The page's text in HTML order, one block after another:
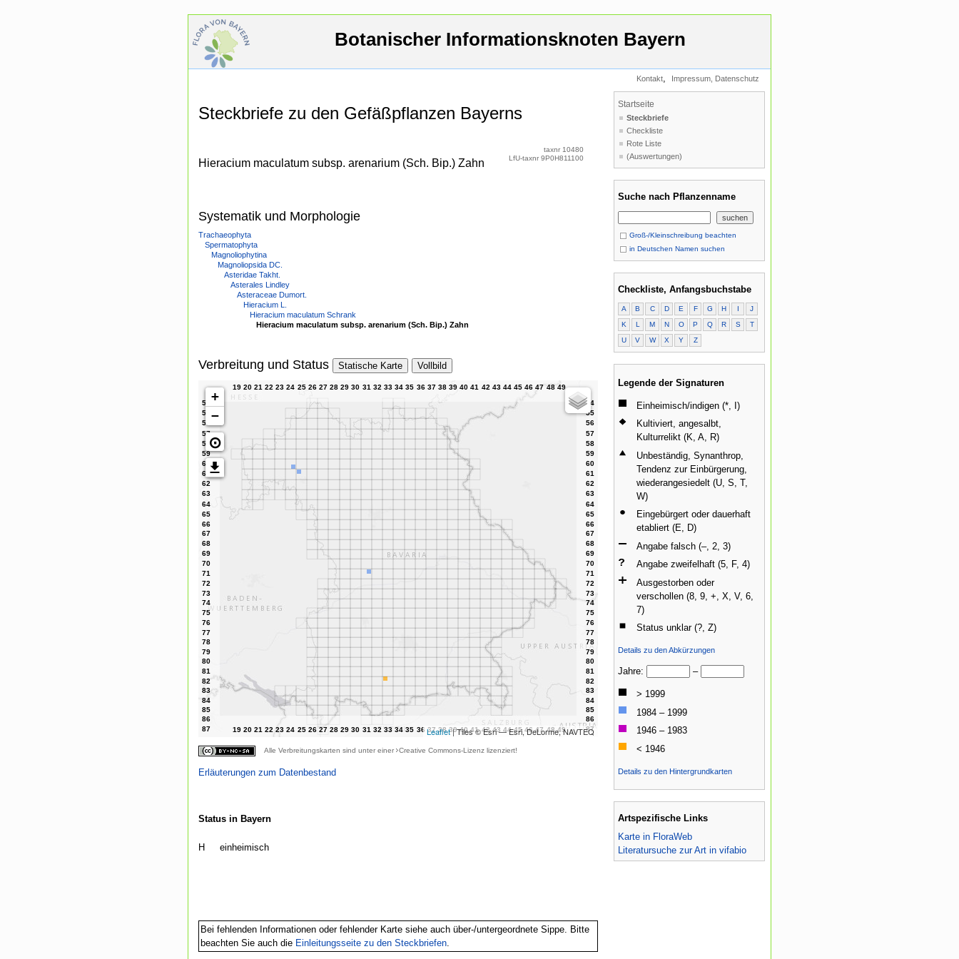
Botanischer Informationsknoten Bayern
Kontakt, Impressum, Datenschutz
Steckbriefe zu den Gefäßpflanzen Bayerns
Hieracium maculatum subsp. arenarium (Sch. Bip.) Zahn
taxnr 10480
LfU-taxnr 9P0H811100
Systematik und Morphologie
Trachaeophyta
Spermatophyta
Magnoliophytina
Magnoliopsida DC.
Asteridae Takht.
Asterales Lindley
Asteraceae Dumort.
Hieracium L.
Hieracium maculatum Schrank
Hieracium maculatum subsp. arenarium (Sch. Bip.) Zahn
Verbreitung und Status Statische Karte Vollbild
+
−
⊙
Leaflet| Tiles © Esri — Esri, DeLorme, NAVTEQ
Alle Verbreitungskarten sind unter einer Creative Commons-Lizenz lizenziert!
Erläuterungen zum Datenbestand
Status in Bayern
H einheimisch
Bei fehlenden Informationen oder fehlender Karte siehe auch über-/untergeordnete Sippe. Bitte
beachten Sie auch die Einleitungsseite zu den Steckbriefen.
Startseite
Steckbriefe
Checkliste
Rote Liste
(Auswertungen)
Suche nach Pflanzenname
Groß-/Kleinschreibung beachten
in Deutschen Namen suchen
Checkliste, Anfangsbuchstabe
A B C D E F G H I
J
K
L M N O P Q R S
T
U
V W X Y Z
Legende der Signaturen
Einheimisch/indigen (*, I)
Kultiviert, angesalbt,
Kulturrelikt (K, A, R)
Unbeständig, Synanthrop,
Tendenz zur Einbürgerung,
wiederangesiedelt (U, S, T,
W)
Eingebürgert oder dauerhaft
etabliert (E, D)
Angabe falsch (–, 2, 3)
Angabe zweifelhaft (5, F, 4)
Ausgestorben oder
verschollen (8, 9, +, X, V, 6,
7)
Status unklar (?, Z)
Details zu den Abkürzungen
Jahre: –
> 1999
1984 – 1999
1946 – 1983
< 1946
Details zu den Hintergrundkarten
Artspezifische Links
Karte in FloraWeb
Literatursuche zur Art in vifabio